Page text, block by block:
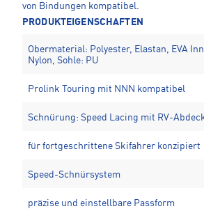
von Bindungen kompatibel.
PRODUKTEIGENSCHAFTEN
Obermaterial: Polyester, Elastan, EVA
Nylon, Sohle: PU
Prolink Touring mit NNN kompatibel
Schnürung: Speed Lacing mit RV-
für fortgeschrittene Skifahrer konzipiert
Speed-Schnürsystem
präzise und einstellbare Passform